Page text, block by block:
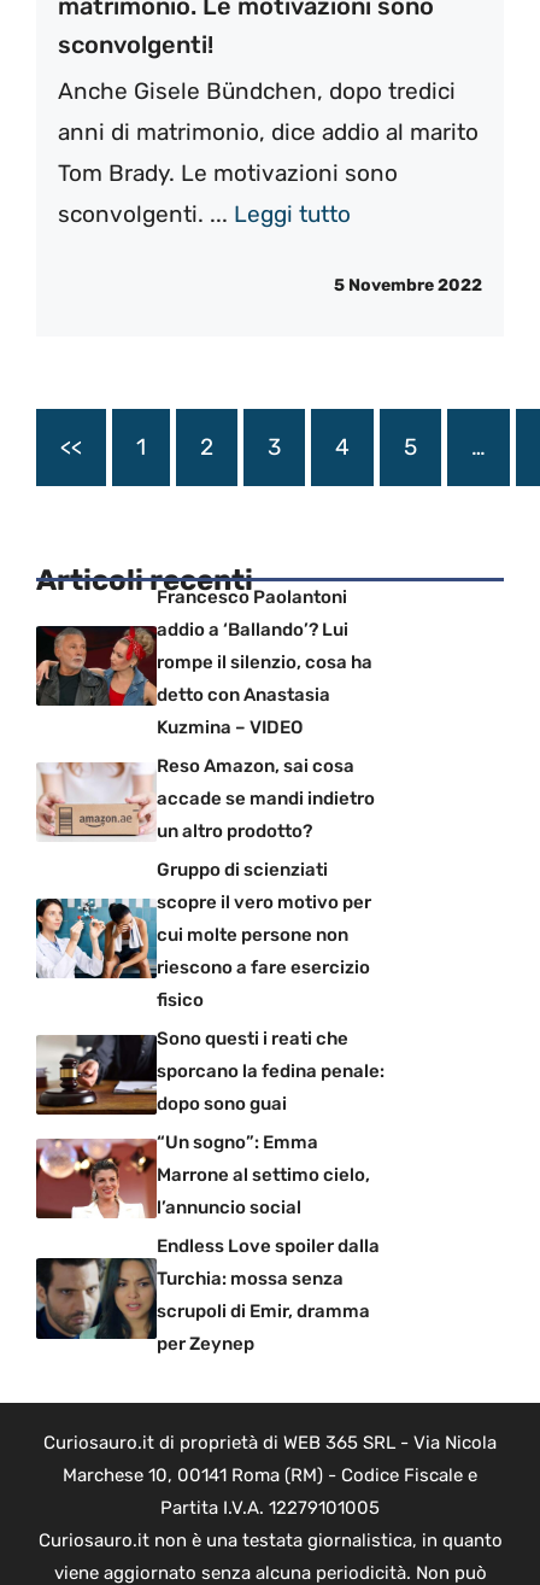
matrimonio. Le motivazioni sono
sconvolgenti!
Anche Gisele Bündchen, dopo tredici
anni di matrimonio, dice addio al marito
Tom Brady. Le motivazioni sono
sconvolgenti. ... Leggi tutto
5 Novembre 2022
<< 1 2 3 4 5 …
Articoli recentiFrancesco Paolantoni
addio a ‘Ballando’? Lui
rompe il silenzio, cosa ha
detto con Anastasia
Kuzmina – VIDEO
Reso Amazon, sai cosa
accade se mandi indietro
un altro prodotto?
Gruppo di scienziati
scopre il vero motivo per
cui molte persone non
riescono a fare esercizio
fisico
Sono questi i reati che
sporcano la fedina penale:
dopo sono guai
“Un sogno”: Emma
Marrone al settimo cielo,
l’annuncio social
Endless Love spoiler dalla
Turchia: mossa senza
scrupoli di Emir, dramma
per Zeynep
Curiosauro.it di proprietà di WEB 365 SRL - Via Nicola
Marchese 10, 00141 Roma (RM) - Codice Fiscale e
Partita I.V.A. 12279101005
Curiosauro.it non è una testata giornalistica, in quanto
viene aggiornato senza alcuna periodicità. Non può